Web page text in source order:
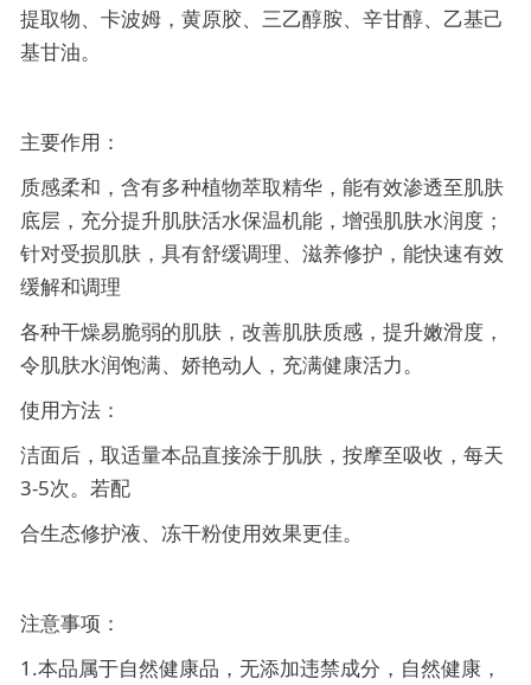
提取物、卡波姆，黄原胶、三乙醇胺、辛甘醇、乙基己
基甘油。
主要作用：
质感柔和，含有多种植物萃取精华，能有效渗透至肌肤
底层，充分提升肌肤活水保温机能，增强肌肤水润度；
针对受损肌肤，具有舒缓调理、滋养修护，能快速有效
缓解和调理
各种干燥易脆弱的肌肤，改善肌肤质感，提升嫩滑度，
令肌肤水润饱满、娇艳动人，充满健康活力。
使用方法：
洁面后，取适量本品直接涂于肌肤，按摩至吸收，每天
3-5次。若配
合生态修护液、冻干粉使用效果更佳。
注意事项：
1.本品属于自然健康品，无添加违禁成分，自然健康，